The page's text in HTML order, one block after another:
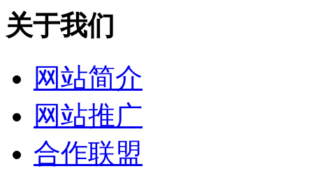
关于我们
网站简介
网站推广
合作联盟